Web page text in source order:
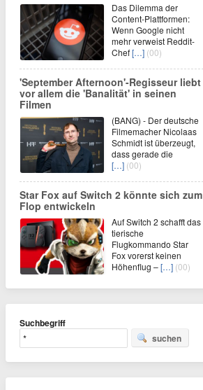
Das Dilemma der
Content-Plattformen:
Wenn Google nicht
mehr verweist Reddit-
Chef[…] (00)
'September Afternoon'-Regisseur liebt
vor allem die 'Banalität' in seinen
Filmen
(BANG) - Der deutsche
Filmemacher Nicolaas
Schmidt ist überzeugt,
dass gerade die
[…] (00)
Star Fox auf Switch 2 könnte sich zum
Flop entwickeln
Auf Switch 2 schafft das
tierische
Flugkommando Star
Fox vorerst keinen
Höhenflug –[…] (00)
Suchbegriff
suchen